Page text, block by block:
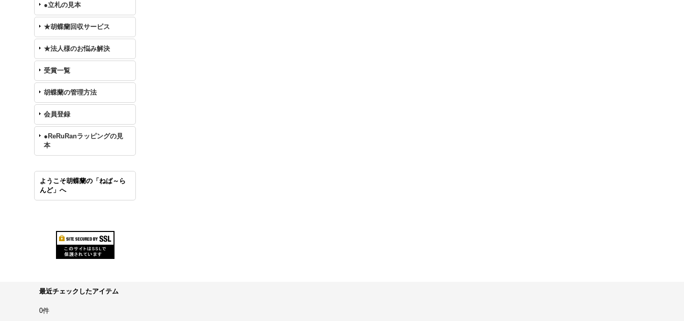
●立札の見本
★胡蝶蘭回収サービス
★法人様のお悩み解決
受賞一覧
胡蝶蘭の管理方法
会員登録
●ReRuRanラッピングの見
本
ようこそ胡蝶蘭の「ねば～ら
んど」へ
最近チェックしたアイテム
0件